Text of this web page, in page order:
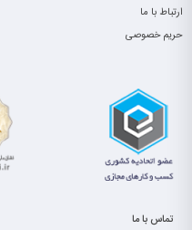
ارتباط با ما
حریم خصوصی
تماس با ما